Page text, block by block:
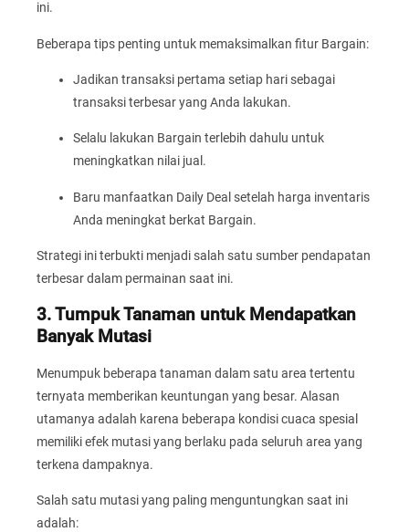
ini.
Beberapa tips penting untuk memaksimalkan fitur Bargain:
Jadikan transaksi pertama setiap hari sebagai
transaksi terbesar yang Anda lakukan.
Selalu lakukan Bargain terlebih dahulu untuk
meningkatkan nilai jual.
Baru manfaatkan Daily Deal setelah harga inventaris
Anda meningkat berkat Bargain.
Strategi ini terbukti menjadi salah satu sumber pendapatan
terbesar dalam permainan saat ini.
3. Tumpuk Tanaman untuk Mendapatkan
Banyak Mutasi
Menumpuk beberapa tanaman dalam satu area tertentu
ternyata memberikan keuntungan yang besar. Alasan
utamanya adalah karena beberapa kondisi cuaca spesial
memiliki efek mutasi yang berlaku pada seluruh area yang
terkena dampaknya.
Salah satu mutasi yang paling menguntungkan saat ini
adalah: